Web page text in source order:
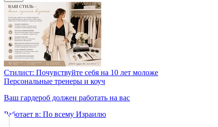
Стилист: Почувствуйте себя на 10 лет моложе
Персональные тренеры и коуч
Ваш гардероб должен работать на вас
Работает в: По всему Израилю